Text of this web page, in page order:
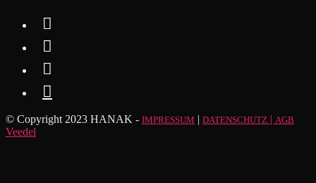




© Copyright 2023 HANAK - IMPRESSUM | DATENSCHUTZ | AGB
Veedel